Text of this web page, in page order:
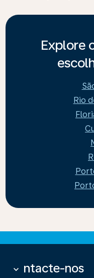
Explore
Rio
Contacte-nos
keyboard_arrow_down